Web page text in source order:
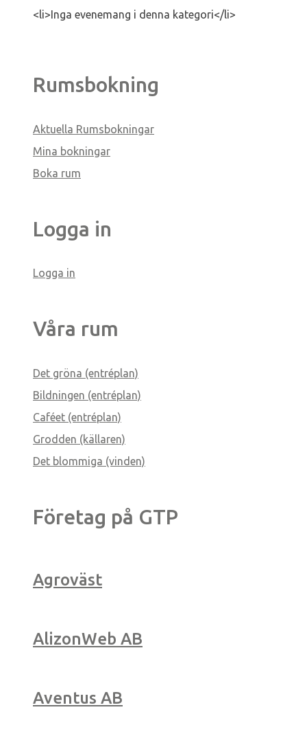
<li>Inga evenemang i denna kategori</li>
Rumsbokning
Aktuella Rumsbokningar
Mina bokningar
Boka rum
Logga in
Logga in
Våra rum
Det gröna (entréplan)
Bildningen (entréplan)
Caféet (entréplan)
Grodden (källaren)
Det blommiga (vinden)
Företag på GTP
Agroväst
AlizonWeb AB
Aventus AB